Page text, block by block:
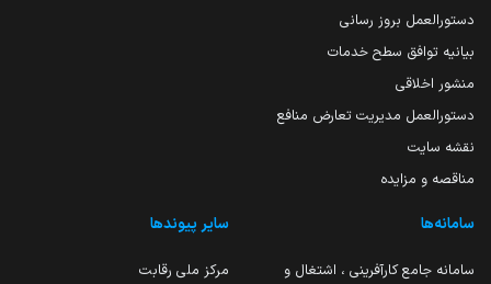
دستورالعمل بروز رسانی
بیانیه توافق سطح خدمات
منشور اخلاقی
دستورالعمل مدیریت تعارض منافع
نقشه سایت
مناقصه و مزایده
سامانه‌ها
سامانه جامع کارآفرینی ، اشتغال و
سایر پیوندها
مرکز ملی رقابت